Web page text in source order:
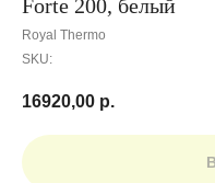
Forte 200, белый
Royal Thermo
SKU:
16920,00 р.